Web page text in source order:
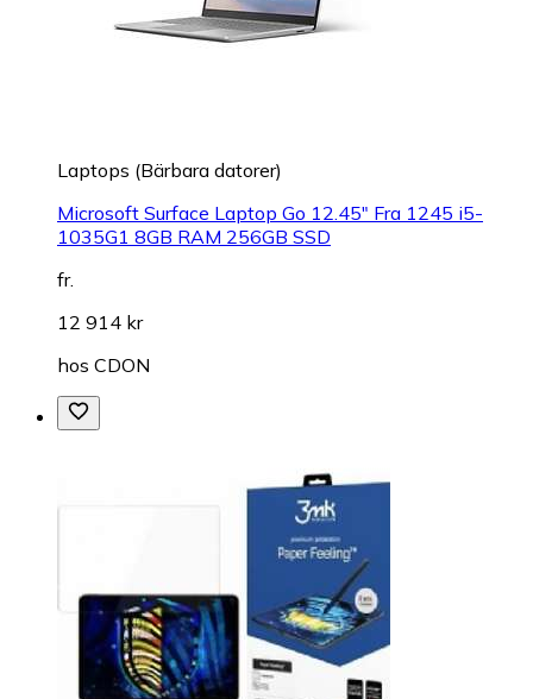
Laptops (Bärbara datorer)
Microsoft Surface Laptop Go 12.45" Fra 1245 i5-
1035G1 8GB RAM 256GB SSD
fr.
12 914 kr
hos CDON